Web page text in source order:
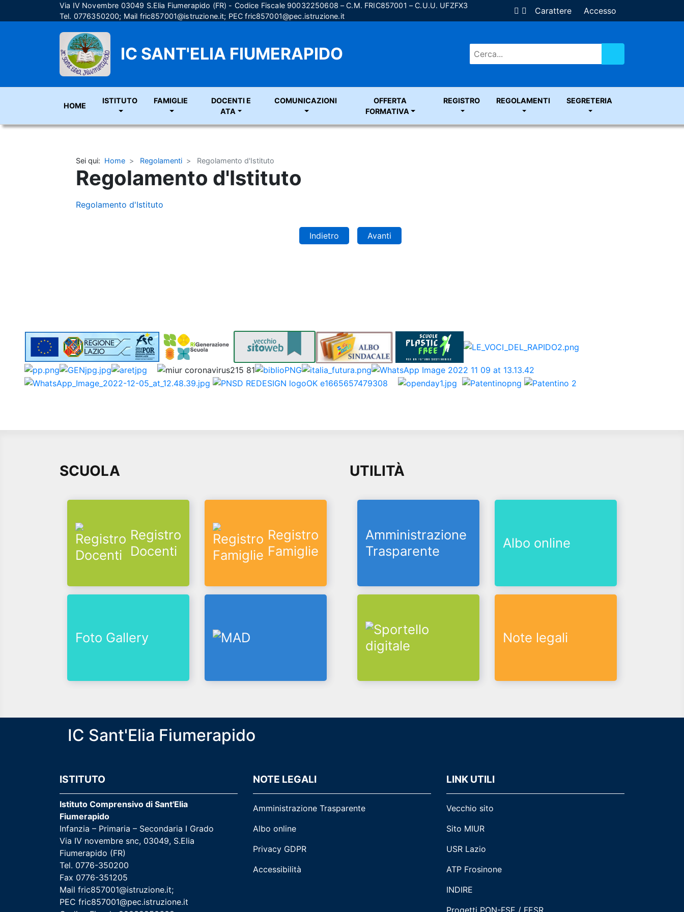
Via IV Novembre 03049 S.Elia Fiumerapido (FR) - Codice Fiscale 90032250608 – C.M. FRIC857001 – C.U.U. UFZFX3
Tel. 0776350200; Mail fric857001@istruzione.it; PECfric857001@pec.istruzione.it
Carattere Accesso
IC SANT'ELIA FIUMERAPIDO
HOME
ISTITUTO FAMIGLIE
DOCENTI E
ATA
COMUNICAZIONI
OFFERTA
FORMATIVA
REGISTRO REGOLAMENTI SEGRETERIA
Sei qui: Home Regolamenti Regolamento d'Istituto
Regolamento d'Istituto
Regolamento d'Istituto
Indietro Avanti
SCUOLA
Registro
Docenti
Registro
Famiglie
Foto Gallery
UTILITÀ
Amministrazione
Trasparente
Albo online
Note legali
IC Sant'Elia Fiumerapido
ISTITUTO
Istituto Comprensivo di Sant'Elia
Fiumerapido
Infanzia – Primaria – Secondaria I Grado
Via IV novembre snc, 03049, S.Elia
Fiumerapido (FR)
Tel. 0776-350200
Fax 0776-351205
Mail fric857001@istruzione.it;
PEC fric857001@pec.istruzione.it
NOTE LEGALI
Amministrazione Trasparente
Albo online
Privacy GDPR
Accessibilità
LINK UTILI
Vecchio sito
Sito MIUR
USR Lazio
ATP Frosinone
INDIRE
Progetti PON-FSE / FESR